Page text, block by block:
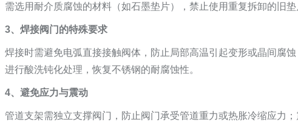
需选用耐介质腐蚀的材料（如石墨垫片），禁止使用重复拆卸的旧垫
3、焊接阀门的特殊要求
焊接时需避免电弧直接接触阀体，防止局部高温引起变形或晶间腐
进行酸洗钝化处理，恢复不锈钢的耐腐蚀性。
4、避免应力与震动
管道支架需独立支撑阀门，防止阀门承受管道重力或热胀冷缩应力